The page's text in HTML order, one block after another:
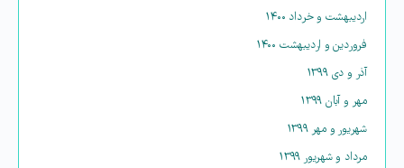
اردیبهشت و خرداد ۱۴۰۰
فروردین و اردیبهشت ۱۴۰۰
آذر و دی ۱۳۹۹
مهر و آبان ۱۳۹۹
شهریور و مهر ۱۳۹۹
مرداد و شهریور ۱۳۹۹